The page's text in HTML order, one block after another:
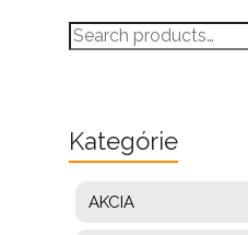
Search
for:
Kategórie
AKCIA